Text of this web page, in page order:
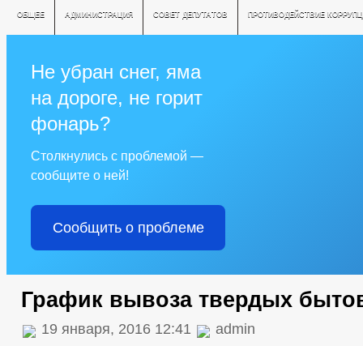
ОБЩЕЕ АДМИНИСТРАЦИЯ СОВЕТ ДЕПУТАТОВ ПРОТИВОДЕЙСТВИЕ
Не убран снег, яма
на дороге, не горит
фонарь?
Столкнулись с проблемой —
сообщите о ней!
Сообщить о проблеме
График вывоза твердых
19 января, 2016 12:41 admin